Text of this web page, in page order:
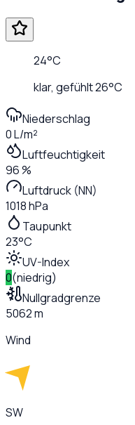
24°C
klar, gefühlt26°C
Niederschlag
0 L/m²
Luftfeuchtigkeit
96 %
Luftdruck (NN)
1018 hPa
Taupunkt
23°C
UV-Index
0(niedrig)
Nullgradgrenze
5062 m
Wind
SW